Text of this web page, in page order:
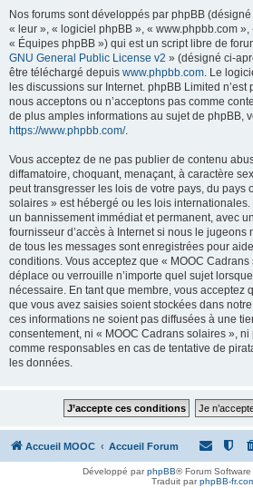
Nos forums sont développés par phpBB
« leur », « logiciel phpBB », « www.phpbb.com
« Équipes phpBB ») qui est un script libre de
GNU General Public License v2 » (désigné ci-
être téléchargé depuis www.phpbb.com. Le
les discussions sur Internet. phpBB Limited
nous acceptons ou n’acceptons pas comme
de plus amples informations au sujet de phpBB,
https://www.phpbb.com/.
Vous acceptez de ne pas publier de contenu
diffamatoire, choquant, menaçant, à caractère
peut transgresser les lois de votre pays, du pays
solaires » est hébergé ou les lois
un bannissement immédiat et permanent, avec
fournisseur d’accès à Internet si nous le jugeons
de tous les messages sont enregistrées pour
conditions. Vous acceptez que « MOOC
déplace ou verrouille n’importe quel sujet
nécessaire. En tant que membre, vous acceptez
que vous avez saisies soient stockées dans
ces informations ne soient pas diffusées à une
consentement, ni « MOOC Cadrans solaires »,
comme responsables en cas de tentative de
les données.
Accueil MOOC Accueil Forum
Développé parphpBB® Forum
Traduit parphpBB-